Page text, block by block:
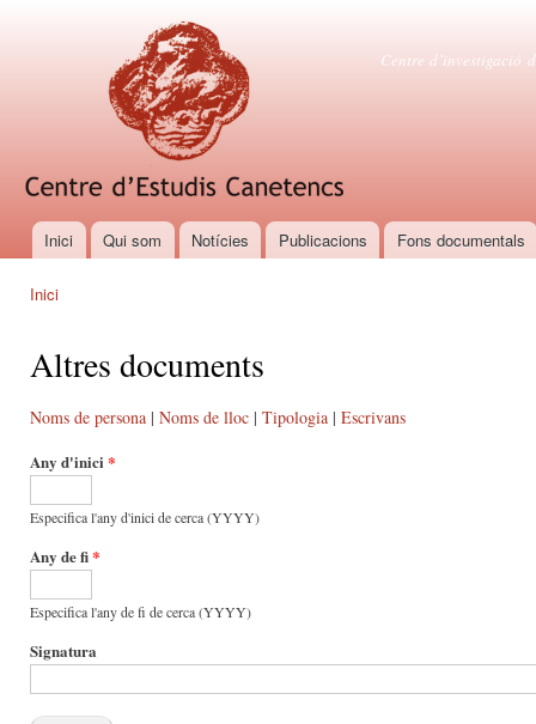
Centre
Centre
Menú principal
Inici Qui som Notícies Publicacions Fons documentals
Inici
Altres documents
Noms de persona | Noms de lloc | Tipologia | Escrivans
Any d'inici *
Especifica l'any d'inici de cerca (YYYY)
Any de fi*
Especifica l'any de fi de cerca (YYYY)
Signatura